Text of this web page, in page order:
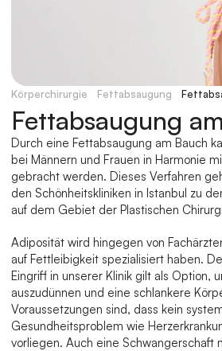
Fettabsaugung
Körperchirurgie Fettabsaugung
Durch eine Fettabsaugung am Bauch
bei Männern und Frauen in Harmonie
gebracht werden. Dieses Verfahren
den Schönheitskliniken in Istanbul zu
auf dem Gebiet der Plastischen
Adiposität wird hingegen von
auf Fettleibigkeit spezialisiert haben.
Eingriff in unserer Klinik gilt als Option,
auszudünnen und eine schlankere
Voraussetzungen sind, dass kein
Gesundheitsproblem wie
vorliegen. Auch eine Schwangerschaft